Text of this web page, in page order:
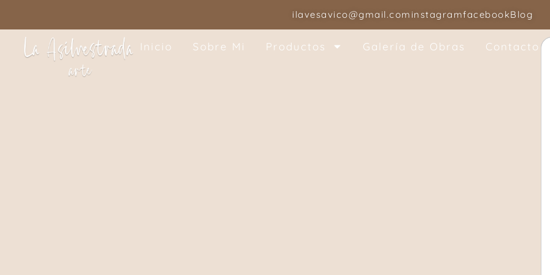
ilavesavico@gmail.com instagramfacebookBlog
Inicio Sobre Mi Productos Galería de Obras Contacto